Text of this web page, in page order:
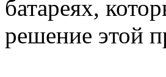
батареях,
решение этой